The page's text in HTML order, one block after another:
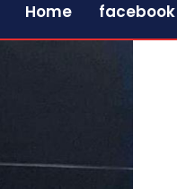
Home facebook